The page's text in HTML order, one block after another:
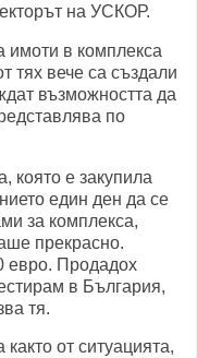
на УСКОР.
имоти в комплекса
тях вече са създали
възможността да
по
която е закупила
един ден да се
за комплекса,
прекрасно.
евро. Продадох
в България,
тя.
от ситуацията,